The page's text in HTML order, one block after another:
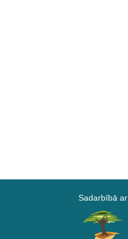
Sadarbībā ar